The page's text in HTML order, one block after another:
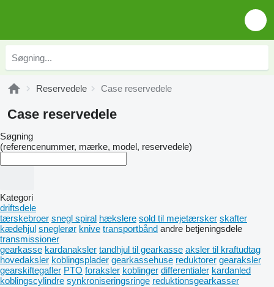
Reservedele Case reservedele
Case reservedele
Søgning
(referencenummer, mærke, model, reservedele)
Kategori
driftsdele
tærskebroer snegl spiral hækslere sold til mejetærsker skafter
kædehjul sneglerør knive transportbånd andre betjeningsdele
transmissioner
gearkasse kardanaksler tandhjul til gearkasse aksler til kraftudtag
hovedaksler koblingsplader gearkassehuse reduktorer gearaksler
gearskiftegafler PTO foraksler koblinger differentialer kardanled
koblingscylindre synkroniseringsringe reduktionsgearkasser